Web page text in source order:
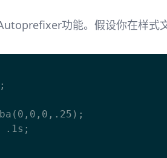
功能。假设你在样式文